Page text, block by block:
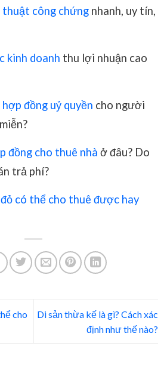
thuật công chứng nhanh, uy tín,
kinh doanh thu lợi nhuận cao
đồng uỷ quyền cho người
đồng cho thuê nhà ở đâu? Do
trả phí?
có thể cho thuê được hay
cho
Di sản thừa kế là gì? Cách xác
định như thế nào?